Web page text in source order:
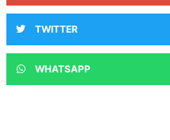
TWITTER
WHATSAPP